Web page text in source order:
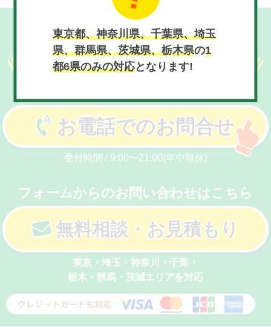
東京都、神奈川県、千葉県、埼玉
県、群馬県、茨城県、栃木県の1
都6県のみの対応となります!
現在8月9日 21:10:40
只今の時間、お電話が
繋がりやすくなっております
お電話でのお問合せ
受付時間 / 9:00〜21:00(年中無休)
フォームからのお問い合わせはこちら
無料相談・お見積もり
東京・埼玉・神奈川・千葉・
栃木・群馬・茨城エリアを対応